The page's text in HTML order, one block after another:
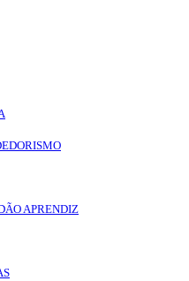
APRENDIZ